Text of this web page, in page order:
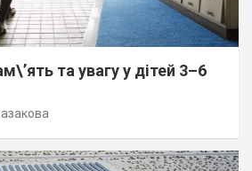
та увагу у дітей 3–6